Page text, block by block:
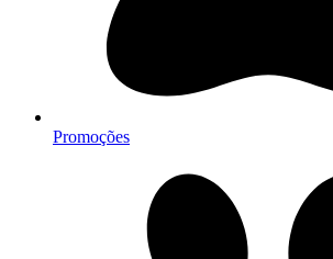
Promoções